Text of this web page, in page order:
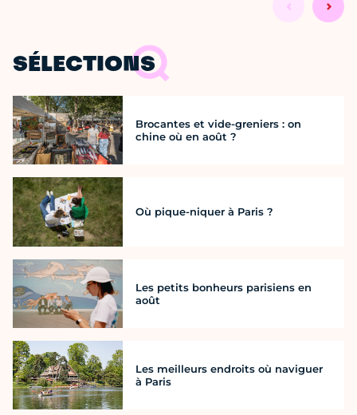
SÉLECTIONS
Brocantes et vide-greniers : on
chine où en août ?
Où pique-niquer à Paris ?
Les petits bonheurs parisiens en
août
Les meilleurs endroits où naviguer
à Paris